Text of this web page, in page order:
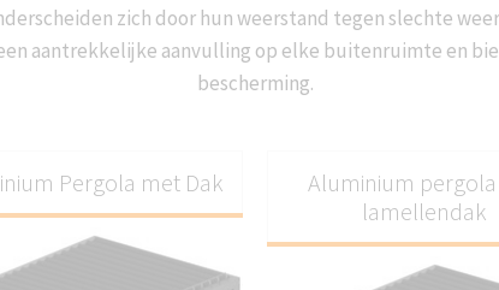
zich door hun weerstand tegen slechte
aantrekkelijke aanvulling op elke buitenruimte en
bescherming.
Pergola met Dak
Aluminium
lamellendak